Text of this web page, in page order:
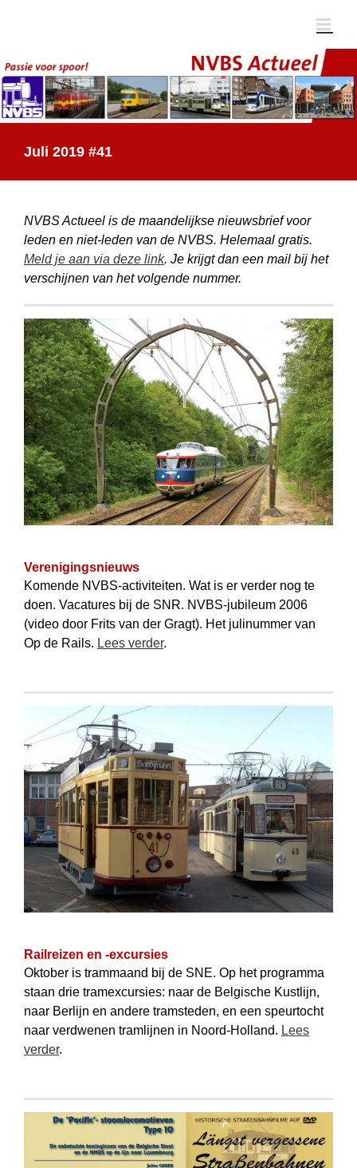
Juli 2019 #41
NVBS Actueel is de maandelijkse nieuwsbrief voor
leden en niet-leden van de NVBS. Helemaal gratis.
Meld je aan via deze link. Je krijgt dan een mail bij het
verschijnen van het volgende nummer.
Verenigingsnieuws
Komende NVBS-activiteiten. Wat is er verder nog te
doen. Vacatures bij de SNR. NVBS-jubileum 2006
(video door Frits van der Gragt). Het juli­nummer van
Op de Rails. Lees verder.
Railreizen en -excursies
Oktober is trammaand bij de SNE. Op het programma
staan drie tramexcursies: naar de Belgische Kustlijn,
naar Berlijn en andere tramsteden, en een speurtocht
naar verdwenen tramlijnen in Noord-Holland. Lees
verder.